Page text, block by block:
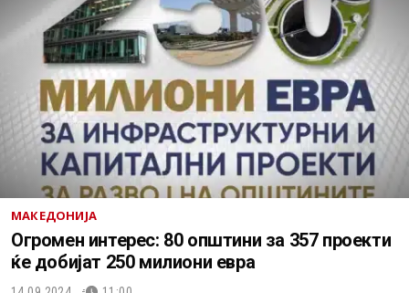
МАКЕДОНИЈА
Огромен интерес: 80 општини за 357 проекти
ќе добијат 250 милиони евра